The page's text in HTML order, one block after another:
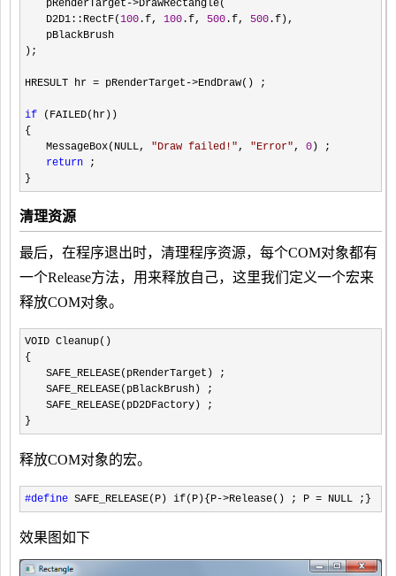
pRenderTarget ->DrawRectangle(
D2D1::RectF(100 .f, 100 .f, 500 .f, 500 .f),
pBlackBrush
);
HRESULT hr = pRenderTarget ->EndDraw() ;
if (FAILED(hr))
{
MessageBox(NULL, "Draw failed! ", "Error", 0 ) ;
return ;
}
清理资源
最后，在程序退出时，清理程序资源，每个COM对象都有
一个Release方法，用来释放自己，这里我们定义一个宏来
释放COM对象。
VOID Cleanup()
{
SAFE_RELEASE(pRenderTarget) ;
SAFE_RELEASE(pBlackBrush) ;
SAFE_RELEASE(pD2DFactory) ;
}
释放COM对象的宏。
#define SAFE_RELEASE(P) if(P){P->Release() ; P = NULL ;}
效果图如下